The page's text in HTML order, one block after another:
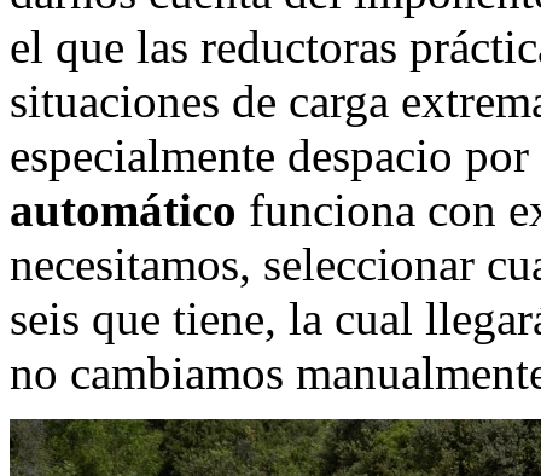
el que las reductoras
situaciones de carga
especialmente despacio
automático funciona con
necesitamos, seleccionar
seis que tiene, la cual
no cambiamos